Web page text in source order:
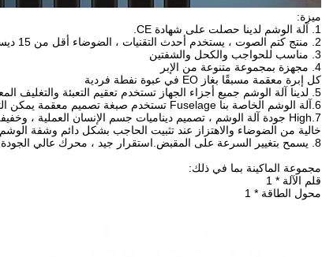
ميزة:
1. آلة الوشم لدينا حصلت على شهادة CE.
2. منتج كتم الصوت ، يستخدم أحدث التقنيات ، الضوضاء أقل من 15 ديسيبل
3. مناسب للحواجب والكحل والشفتين
4. مجهزة بمجموعة متنوعة من الإبر
كل إبرة معقمة مسبقًا بغاز EO في عبوة نفطة فردية
5. لدينا آلة الوشم جميع أجزاء الجهاز تستخدم تعقيم التعبئة والتغليف المعقم EO GAS ، المعايير الصحية العالمية.
6.آلة الوشم الخاصة بنا Fuselage تستخدم صبغة تصميم معقمة يمكن التخلص منها لعزل الفيروس بشكل فعال لمنع انتقال العدوى للبكتيريا
خالية من الضوضاء والاهتزاز عند تثبيت الحاجب بشكل دائم وشفة الوشم.
8. يسمح بتغيير السرعة على المقبض.استقرار جيد ، محرك عالي الجودة مصنوع في اليابان.
مجموعة الماكينة بما في ذلك:
قلم الآلة * 1
محول الطاقة * 1